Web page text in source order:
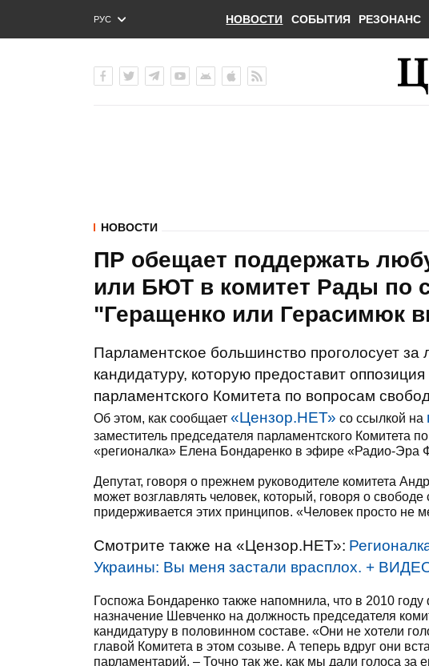
РУС
ENG
НОВОСТИ СОБЫТИЯ РЕЗОНАНС
НОВОСТИ
ПР обещает поддержать
или БЮТ в комитет Рады по
"Геращенко или Герасимюк
Парламентское большинство проголосует
кандидатуру, которую предоставит
парламентского Комитета по вопросам
Об этом, как сообщает «Цензор.НЕТ» со ссылкой на
заместитель председателя парламентского Комитета
«регионалка» Елена Бондаренко в эфире «Радио-Эра
Депутат, говоря о прежнем руководителе комитета
может возглавлять человек, который, говоря о
придерживается этих принципов. «Человек просто не
Смотрите также на «Цензор.НЕТ»:
Украины: Вы меня застали врасплох. +
Госпожа Бондаренко также напомнила, что в 2010
назначение Шевченко на должность председателя
кандидатуру в половинном составе. «Они не хотели
главой Комитета в этом созыве. А теперь вдруг они
парламентарий. – Точно так же, как мы дали голоса за